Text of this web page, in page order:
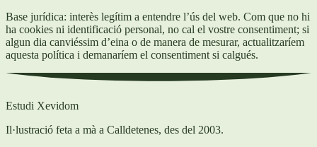
Base jurídica: interès legítim a entendre l’ús del web. Com que no hi
ha cookies ni identificació personal, no cal el vostre consentiment; si
algun dia canviéssim d’eina o de manera de mesurar, actualitzaríem
aquesta política i demanaríem el consentiment si calgués.
Estudi Xevidom
Il·lustració feta a mà a Calldetenes, des del 2003.